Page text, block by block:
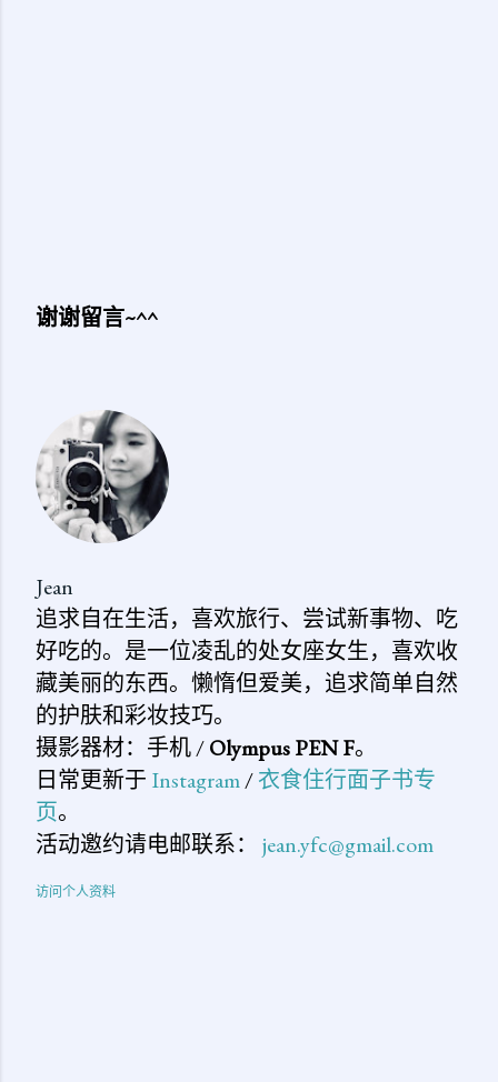
论
谢谢留言~^^
Jean
追求自在生活，喜欢旅行、尝试新事物、吃
好吃的。是一位凌乱的处女座女生，喜欢收
藏美丽的东西。懒惰但爱美，追求简单自然
的护肤和彩妆技巧。
摄影器材：手机 /Olympus PEN F。
日常更新于 Instagram/衣食住行面子书专
页。
活动邀约请电邮联系： jean.yfc@gmail.com
访问个人资料